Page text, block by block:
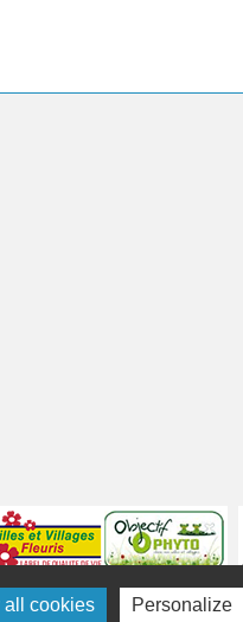
Politique de confidentialité
all cookies Personalize